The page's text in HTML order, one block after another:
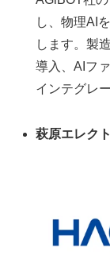
し、物理AI
します。製
導入、AIフ
インテグレ
萩原エレク